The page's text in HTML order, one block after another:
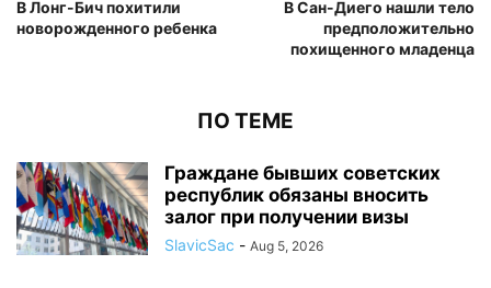
В Лонг-Бич похитили
новорожденного ребенка
В Сан-Диего нашли тело
предположительно
похищенного младенца
ПО ТЕМЕ
Граждане бывших советских
республик обязаны вносить
залог при получении визы
SlavicSac - Aug 5, 2026